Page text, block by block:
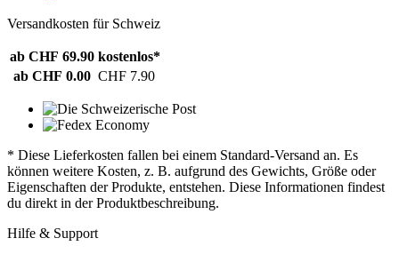
Versandkosten für Schweiz
ab CHF 69.90 kostenlos*
ab CHF 0.00 CHF 7.90
* Diese Lieferkosten fallen bei einem Standard-Versand an. Es
können weitere Kosten, z. B. aufgrund des Gewichts, Größe oder
Eigenschaften der Produkte, entstehen. Diese Informationen findest
du direkt in der Produktbeschreibung.
Hilfe & Support